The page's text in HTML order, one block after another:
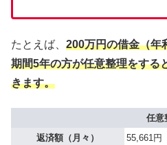
たとえば、 200万円の借金（年
期間5年の方が任意整理をする
きます。
任意
返済額（月々）
55,661円